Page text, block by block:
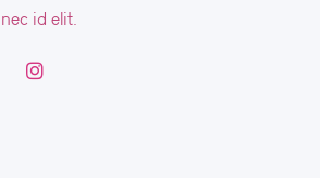
id elit.